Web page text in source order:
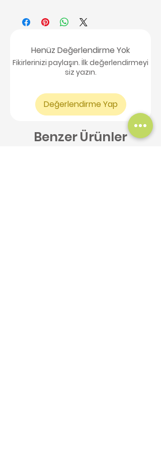
Henüz Değerlendirme Yok
Fikirlerinizi paylaşın. İlk değerlendirmeyi
siz yazın.
Değerlendirme Yap
Benzer Ürünler